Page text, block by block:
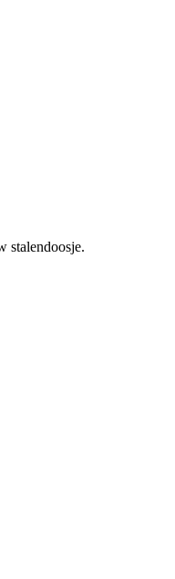
stalendoosje.